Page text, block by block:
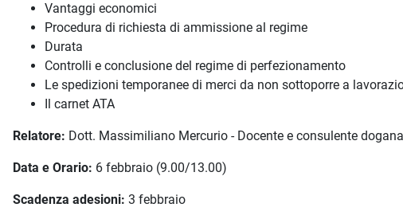
Vantaggi economici
Procedura di richiesta di ammissione al regime
Durata
Controlli e conclusione del regime di perfezionamento
Le spedizioni temporanee di merci da non sottoporre a
Il carnet ATA
Relatore: Dott. Massimiliano Mercurio - Docente e consulente
Data e Orario: 6 febbraio (9.00/13.00)
Scadenza adesioni: 3 febbraio